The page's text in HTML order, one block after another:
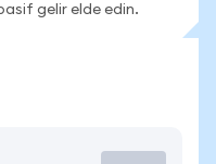
gelir elde edin.